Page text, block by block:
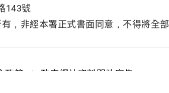
143號
，非經本署正式書面同意，不得將全
政策 | 政府網站資料開放宣告